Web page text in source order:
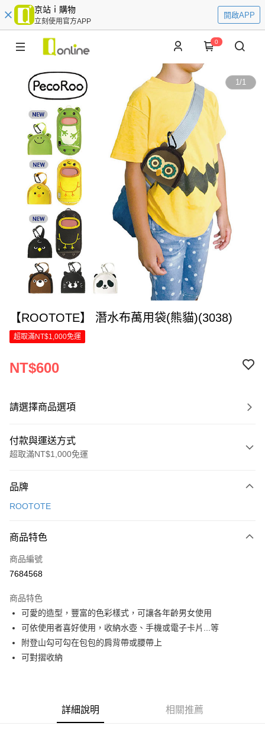
京站ｉ購物
立刻使用官方APP
開啟APP
0
1/1
【ROOTOTE】 潛水布萬用袋(熊貓)(3038)
超取滿NT$1,000免運
NT$600
請選擇商品選項
付款與運送方式
超取滿NT$1,000免運
信用卡一次付款
Apple Pay
街口支付
Google Pay
全盈+PAY
大哥付你分期
相關說明
流程，驗證手機門號後，選擇欲分期的期數、繳款截止日，確認付款後即完
【關於「AFTEE先享後付」】
AFTEE先享後付是「在收到商品之後才付款」的支付方式。 讓您購物簡單
品牌
ROOTOTE
商品特色
商品編號
7684568
商品特色
可愛的造型，豐富的色彩樣式，可讓各年齡男女使用
可依使用者喜好使用，收納水壺、手機或電子卡片...等
附登山勾可勾在包包的肩背帶或腰帶上
可對摺收納
詳細說明 相關推薦